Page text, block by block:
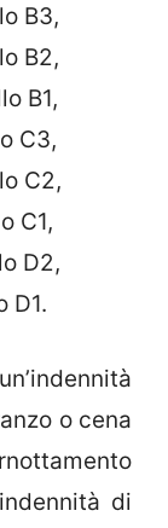
B3,
B2,
B1,
C3,
C2,
C1,
D2,
D1.
o cena
di